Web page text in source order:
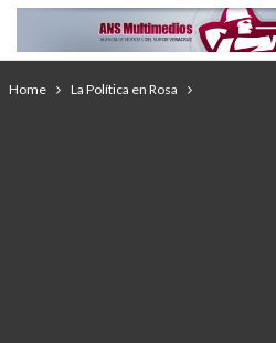
Home La Política en Rosa